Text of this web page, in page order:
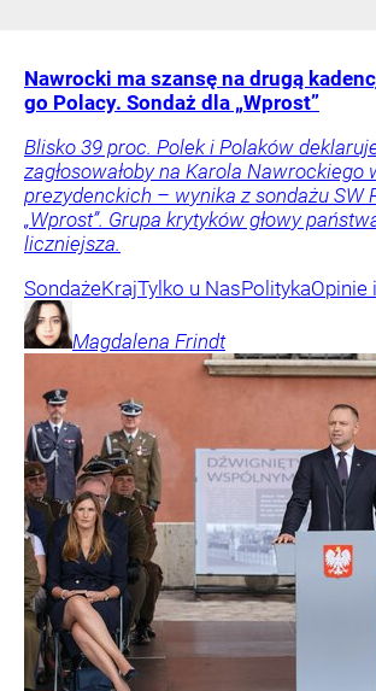
Nawrocki ma szansę na drugą
go Polacy. Sondaż dla „Wprost”
Blisko 39 proc. Polek i Polaków
zagłosowałoby na Karola Nawrockiego
prezydenckich – wynika z sondażu SW
„Wprost”. Grupa krytyków głowy
liczniejsza.
SondażeKrajTylko u NasPolitykaOpinie
Magdalena Frindt